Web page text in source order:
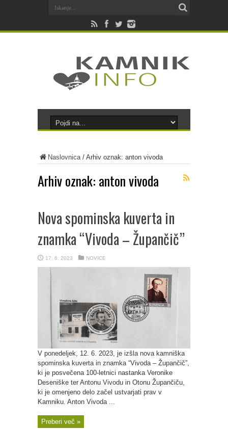
Naslovnica/ Arhiv oznak: anton vivoda
Arhiv oznak: anton vivoda
Nova spominska kuverta in
znamka “Vivoda – Župančič”
17. 6. 2023 NOVICE
V ponedeljek, 12. 6. 2023, je izšla nova kamniška
spominska kuverta in znamka “Vivoda – Župančič”,
ki je posvečena 100-letnici nastanka Veronike
Deseniške ter Antonu Vivodu in Otonu Župančiču,
ki je omenjeno delo začel ustvarjati prav v
Kamniku. Anton Vivoda ...
Preberi več »